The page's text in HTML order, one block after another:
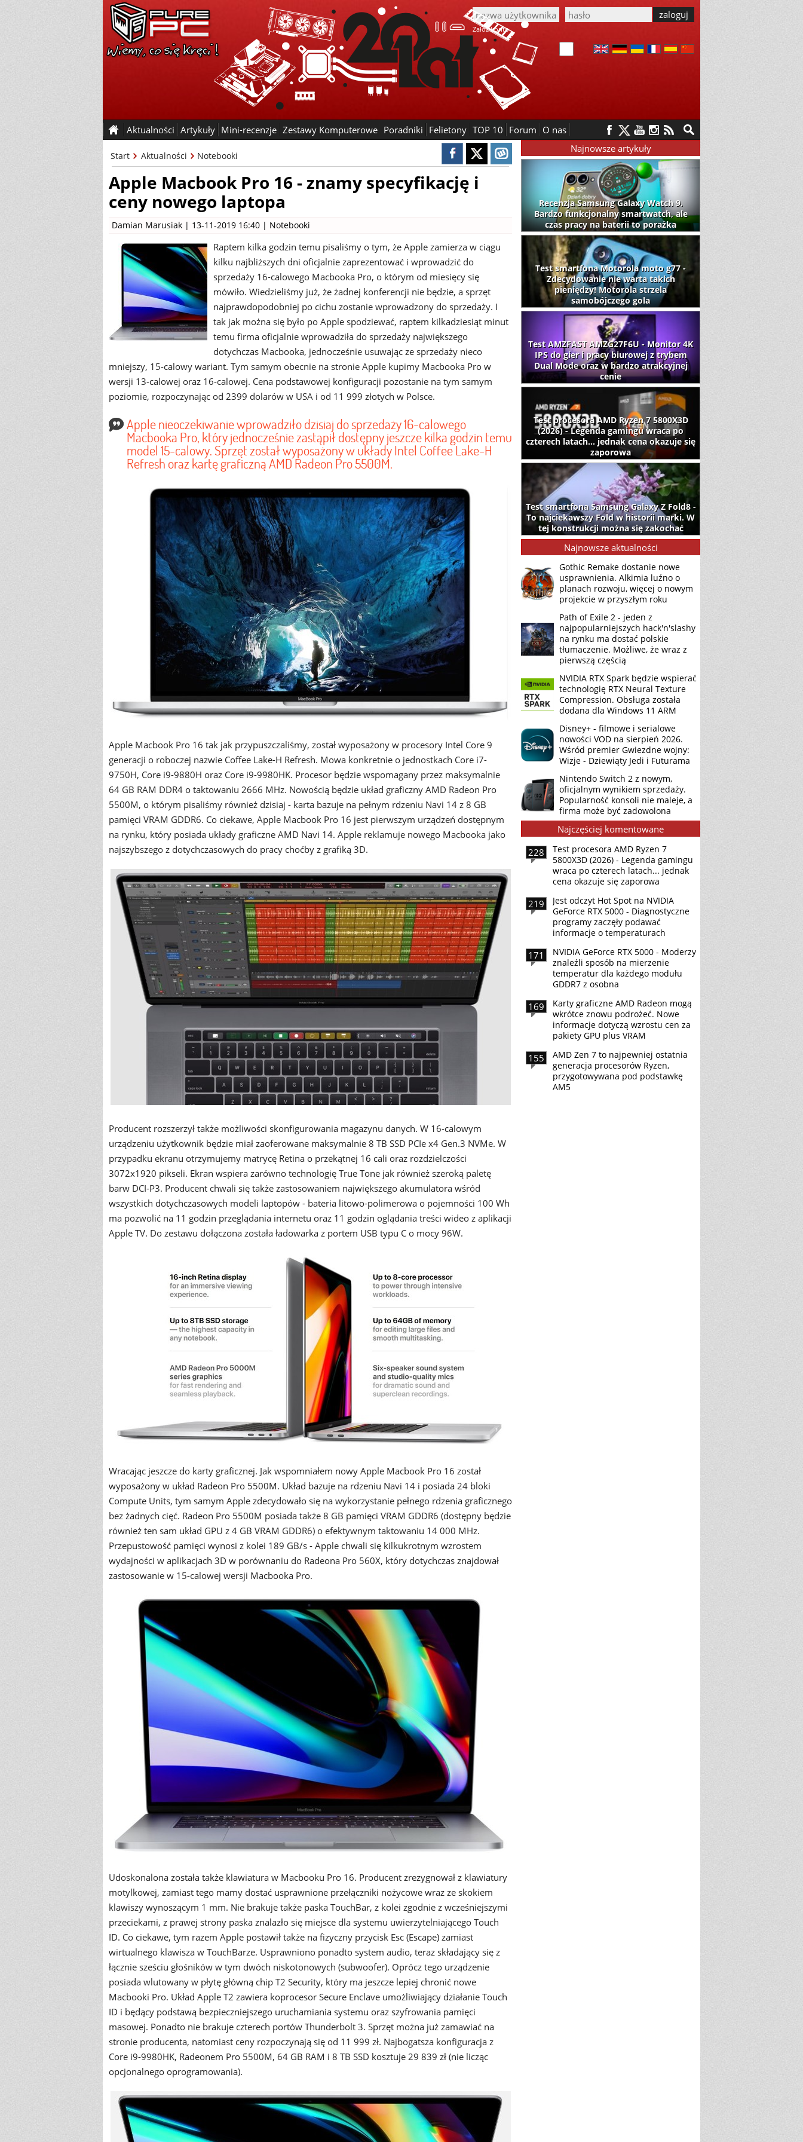
Załóż konto
Aktualności Artykuły Mini-recenzje Zestawy Komputerowe Poradniki Felietony TOP 10 Forum O nas
Start Aktualności Notebooki
Apple Macbook Pro 16 - znamy specyfikację i
ceny nowego laptopa
Damian Marusiak | 13-11-2019 16:40 | Notebooki
Raptem kilka godzin temu pisaliśmy o tym, że Apple zamierza w ciągu
kilku najbliższych dni oficjalnie zaprezentować i wprowadzić do
sprzedaży 16-calowego Macbooka Pro, o którym od miesięcy się
mówiło. Wiedzieliśmy już, że żadnej konferencji nie będzie, a sprzęt
najprawdopodobniej po cichu zostanie wprowadzony do sprzedaży. I
tak jak można się było po Apple spodziewać, raptem kilkadziesiąt minut
temu firma oficjalnie wprowadziła do sprzedaży największego
dotychczas Macbooka, jednocześnie usuwając ze sprzedaży nieco
mniejszy, 15-calowy wariant. Tym samym obecnie na stronie Apple kupimy Macbooka Pro w
wersji 13-calowej oraz 16-calowej. Cena podstawowej konfiguracji pozostanie na tym samym
poziomie, rozpoczynając od 2399 dolarów w USA i od 11 999 złotych w Polsce.
Apple nieoczekiwanie wprowadziło dzisiaj do sprzedaży 16-calowego
Macbooka Pro, który jednocześnie zastąpił dostępny jeszcze kilka godzin temu
model 15-calowy. Sprzęt został wyposażony w układy Intel Coffee Lake-H
Refresh oraz kartę graficzną AMD Radeon Pro 5500M.
Apple Macbook Pro 16 tak jak przypuszczaliśmy, został wyposażony w procesory Intel Core 9
generacji o roboczej nazwie Coffee Lake-H Refresh. Mowa konkretnie o jednostkach Core i7-
9750H, Core i9-9880H oraz Core i9-9980HK. Procesor będzie wspomagany przez maksymalnie
64 GB RAM DDR4 o taktowaniu 2666 MHz. Nowością będzie układ graficzny AMD Radeon Pro
5500M, o którym pisaliśmy również dzisiaj - karta bazuje na pełnym rdzeniu Navi 14 z 8 GB
pamięci VRAM GDDR6. Co ciekawe, Apple Macbook Pro 16 jest pierwszym urządzeń dostępnym
na rynku, który posiada układy graficzne AMD Navi 14. Apple reklamuje nowego Macbooka jako
najszybszego z dotychczasowych do pracy choćby z grafiką 3D.
Producent rozszerzył także możliwości skonfigurowania magazynu danych. W 16-calowym
urządzeniu użytkownik będzie miał zaoferowane maksymalnie 8 TB SSD PCIe x4 Gen.3 NVMe. W
przypadku ekranu otrzymujemy matrycę Retina o przekątnej 16 cali oraz rozdzielczości
3072x1920 pikseli. Ekran wspiera zarówno technologię True Tone jak również szeroką paletę
barw DCI-P3. Producent chwali się także zastosowaniem największego akumulatora wśród
wszystkich dotychczasowych modeli laptopów - bateria litowo-polimerowa o pojemności 100 Wh
ma pozwolić na 11 godzin przeglądania internetu oraz 11 godzin oglądania treści wideo z aplikacji
Apple TV. Do zestawu dołączona została ładowarka z portem USB typu C o mocy 96W.
Wracając jeszcze do karty graficznej. Jak wspomniałem nowy Apple Macbook Pro 16 został
wyposażony w układ Radeon Pro 5500M. Układ bazuje na rdzeniu Navi 14 i posiada 24 bloki
Compute Units, tym samym Apple zdecydowało się na wykorzystanie pełnego rdzenia graficznego
bez żadnych cięć. Radeon Pro 5500M posiada także 8 GB pamięci VRAM GDDR6 (dostępny będzie
również ten sam układ GPU z 4 GB VRAM GDDR6) o efektywnym taktowaniu 14 000 MHz.
Przepustowość pamięci wynosi z kolei 189 GB/s - Apple chwali się kilkukrotnym wzrostem
wydajności w aplikacjach 3D w porównaniu do Radeona Pro 560X, który dotychczas znajdował
zastosowanie w 15-calowej wersji Macbooka Pro.
Udoskonalona została także klawiatura w Macbooku Pro 16. Producent zrezygnował z klawiatury
motylkowej, zamiast tego mamy dostać usprawnione przełączniki nożycowe wraz ze skokiem
klawiszy wynoszącym 1 mm. Nie brakuje także paska TouchBar, z kolei zgodnie z wcześniejszymi
przeciekami, z prawej strony paska znalazło się miejsce dla systemu uwierzytelniającego Touch
ID. Co ciekawe, tym razem Apple postawił także na fizyczny przycisk Esc (Escape) zamiast
wirtualnego klawisza w TouchBarze. Usprawniono ponadto system audio, teraz składający się z
łącznie sześciu głośników w tym dwóch niskotonowych (subwoofer). Oprócz tego urządzenie
posiada wlutowany w płytę główną chip T2 Security, który ma jeszcze lepiej chronić nowe
Macbooki Pro. Układ Apple T2 zawiera koprocesor Secure Enclave umożliwiający działanie Touch
ID i będący podstawą bezpieczniejszego uruchamiania systemu oraz szyfrowania pamięci
masowej. Ponadto nie brakuje czterech portów Thunderbolt 3. Sprzęt można już zamawiać na
stronie producenta, natomiast ceny rozpoczynają się od 11 999 zł. Najbogatsza konfiguracja z
Core i9-9980HK, Radeonem Pro 5500M, 64 GB RAM i 8 TB SSD kosztuje 29 839 zł (nie licząc
opcjonalnego oprogramowania).
Najnowsze artykuły
Recenzja Samsung Galaxy Watch 9.
Bardzo funkcjonalny smartwatch, ale
czas pracy na baterii to porażka
Test smartfona Motorola moto g77 -
Zdecydowanie nie warta takich
pieniędzy! Motorola strzela
samobójczego gola
Test AMZFAST AMZG27F6U - Monitor 4K
IPS do gier i pracy biurowej z trybem
Dual Mode oraz w bardzo atrakcyjnej
cenie
Test procesora AMD Ryzen 7 5800X3D
(2026) - Legenda gamingu wraca po
czterech latach... jednak cena okazuje się
zaporowa
Test smartfona Samsung Galaxy Z Fold8 -
To najciekawszy Fold w historii marki. W
tej konstrukcji można się zakochać
Najnowsze aktualności
Gothic Remake dostanie nowe
usprawnienia. Alkimia luźno o
planach rozwoju, więcej o nowym
projekcie w przyszłym roku
Path of Exile 2 - jeden z
najpopularniejszych hack'n'slashy
na rynku ma dostać polskie
tłumaczenie. Możliwe, że wraz z
pierwszą częścią
NVIDIA RTX Spark będzie wspierać
technologię RTX Neural Texture
Compression. Obsługa została
dodana dla Windows 11 ARM
Disney+ - filmowe i serialowe
nowości VOD na sierpień 2026.
Wśród premier Gwiezdne wojny:
Wizje - Dziewiąty Jedi i Futurama
Nintendo Switch 2 z nowym,
oficjalnym wynikiem sprzedaży.
Popularność konsoli nie maleje, a
firma może być zadowolona
Najczęściej komentowane
228
Test procesora AMD Ryzen 7
5800X3D (2026) - Legenda gamingu
wraca po czterech latach... jednak
cena okazuje się zaporowa
219
Jest odczyt Hot Spot na NVIDIA
GeForce RTX 5000 - Diagnostyczne
programy zaczęły podawać
informacje o temperaturach
171
NVIDIA GeForce RTX 5000 - Moderzy
znaleźli sposób na mierzenie
temperatur dla każdego modułu
GDDR7 z osobna
169
Karty graficzne AMD Radeon mogą
wkrótce znowu podrożeć. Nowe
informacje dotyczą wzrostu cen za
pakiety GPU plus VRAM
155
AMD Zen 7 to najpewniej ostatnia
generacja procesorów Ryzen,
przygotowywana pod podstawkę
AM5